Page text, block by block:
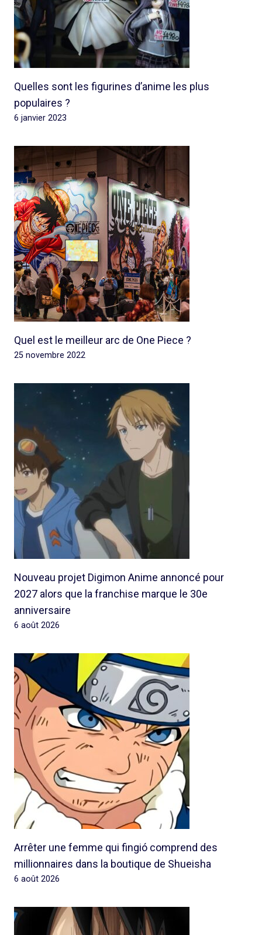
Quelles sont les figurines d’anime les plus
populaires ?
6 janvier 2023
Quel est le meilleur arc de One Piece ?
25 novembre 2022
Nouveau projet Digimon Anime annoncé pour
2027 alors que la franchise marque le 30e
anniversaire
6 août 2026
Arrêter une femme qui fingió comprend des
millionnaires dans la boutique de Shueisha
6 août 2026